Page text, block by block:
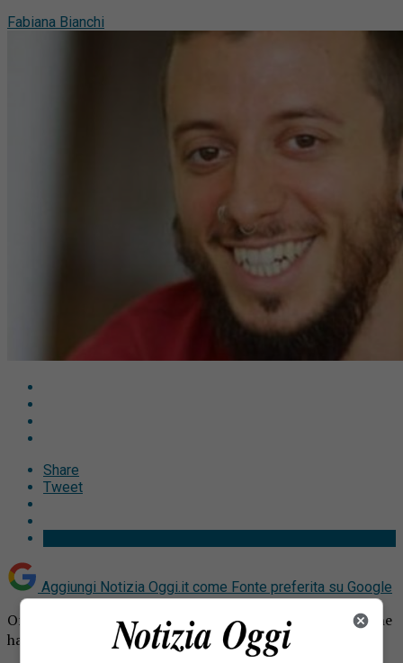
Fabiana Bianchi
Share
Tweet
Aggiungi Notizia Oggi.it come Fonte preferita su Google
Omicidio Leo: si fa largo una nuova ipotesi sul movente che
ha spinto l’assassino 27enne a uccidere il giovane.